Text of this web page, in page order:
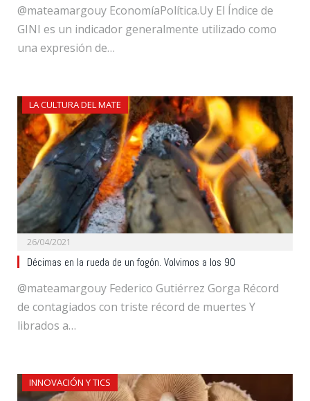
@mateamargouy EconomíaPolítica.Uy El Índice de
GINI es un indicador generalmente utilizado como
una expresión de…
LA CULTURA DEL MATE
26/04/2021
Décimas en la rueda de un fogón. Volvimos a los 90
@mateamargouy Federico Gutiérrez Gorga Récord
de contagiados con triste récord de muertes Y
librados a…
INNOVACIÓN Y TICS